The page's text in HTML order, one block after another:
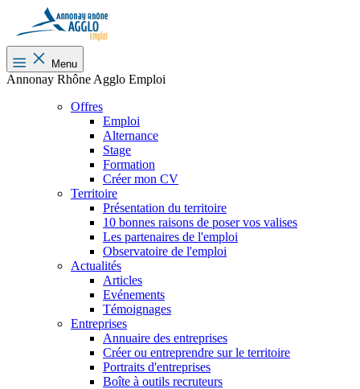
Menu
Annonay Rhône Agglo Emploi
Offres
Emploi
Alternance
Stage
Formation
Créer mon CV
Territoire
Présentation du territoire
10 bonnes raisons de poser vos valises
Les partenaires de l'emploi
Observatoire de l'emploi
Actualités
Articles
Evénements
Témoignages
Entreprises
Annuaire des entreprises
Créer ou entreprendre sur le territoire
Portraits d'entreprises
Boîte à outils recruteurs